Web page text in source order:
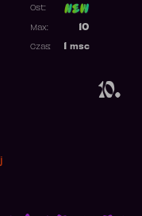
10.
Ost:
10
Max:
msc
Czas: